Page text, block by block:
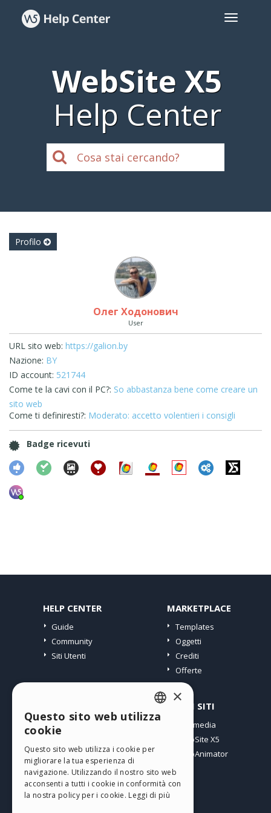
WebSite X5
Help Center
Profilo
Олег Ходонович
User
URL sito web: https://galion.by
Nazione: BY
ID account: 521744
Come te la cavi con il PC?: So abbastanza bene come creare un
sito web
Come ti definiresti?: Moderato: accetto volentieri i consigli
Badge ricevuti
HELP CENTER
Guide
Community
Siti Utenti
MARKETPLACE
Templates
Oggetti
Crediti
Offerte
I miei post
I miei Download
Spazio Web
I miei Crediti
ALTRI SITI
Incomedia
WebSite X5
WebAnimator
ENGLISH
SPANISH
PORTUGUESE
×
Questo sito web utilizza
cookie
Questo sito web utilizza i cookie per
migliorare la tua esperienza di
navigazione. Utilizzando il nostro sito web
acconsenti a tutti i cookie in conformità con
la nostra policy per i cookie. Leggi di più